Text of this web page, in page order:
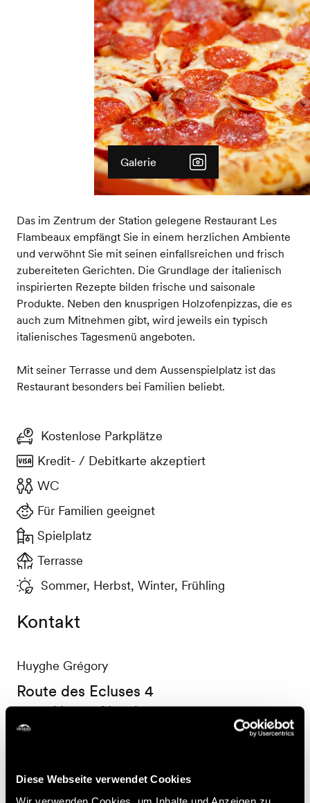
Diese Webseite verwendet Cookies
Wir verwenden Cookies, um Inhalte und Anzeigen zu
Galerie
Das im Zentrum der Station gelegene Restaurant Les
Flambeaux empfängt Sie in einem herzlichen Ambiente
und verwöhnt Sie mit seinen einfallsreichen und frisch
zubereiteten Gerichten. Die Grundlage der italienisch
inspirierten Rezepte bilden frische und saisonale
Produkte. Neben den knusprigen Holzofenpizzas, die es
auch zum Mitnehmen gibt, wird jeweils ein typisch
italienisches Tagesmenü angeboten.
Mit seiner Terrasse und dem Aussenspielplatz ist das
Restaurant besonders bei Familien beliebt.
Kostenlose Parkplätze
Kredit- / Debitkarte akzeptiert
WC
Für Familien geeignet
Spielplatz
Terrasse
Sommer, Herbst, Winter, Frühling
Kontakt
Huyghe Grégory
Route des Ecluses 4
1997 Haute-Nendaz
+41 27 288 29 59